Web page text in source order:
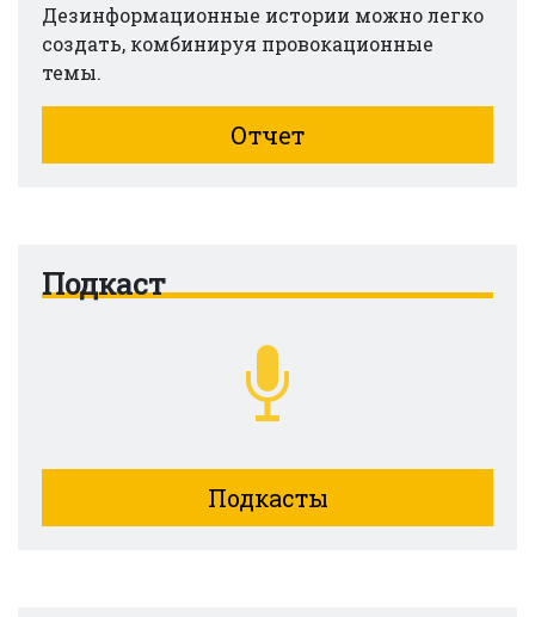
Дезинформационные истории можно легко
создать, комбинируя провокационные
темы.
Отчет
Подкаст
Подкасты